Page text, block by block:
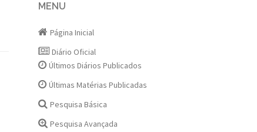
MENU
Página Inicial
Diário Oficial
Últimos Diários Publicados
Últimas Matérias Publicadas
Pesquisa Básica
Pesquisa Avançada